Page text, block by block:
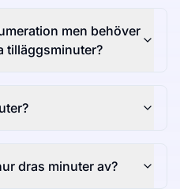
men behöver
tilläggsminuter?
dras minuter av?